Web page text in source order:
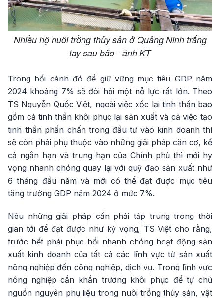
Nhiều hộ nuôi trồng thủy sản ở Quảng Ninh trắng
tay sau bão - ảnh KT
Trong bối cảnh đó để giữ vững mục tiêu GDP năm
2024 khoảng 7% sẽ đòi hỏi một nỗ lực rất lớn. Theo
TS Nguyễn Quốc Việt, ngoài việc xốc lại tinh thần bao
gồm cả tinh thần khôi phục lại sản xuất và cả việc tạo
tinh thần phấn chấn trong đầu tư vào kinh doanh thì
sẽ còn phải phụ thuộc vào những giải pháp căn cơ, kể
cả ngắn hạn và trung hạn của Chính phủ thì mới hy
vọng nhanh chóng quay lại với quỹ đạo sản xuất như
6 tháng đầu năm và mới có thể đạt được mục tiêu
tăng trưởng GDP năm 2024 ở mức 7%.
Nêu những giải pháp cần phải tập trung trong thời
gian tới để đạt được như kỳ vọng, TS Việt cho rằng,
trước hết phải phục hồi nhanh chóng hoạt động sản
xuất kinh doanh của tất cả các lĩnh vực từ sản xuất
nông nghiệp đến công nghiệp, dịch vụ. Trong lĩnh vực
nông nghiệp cần khẩn trương khôi phục để tự chủ
nguồn nguyên phụ liệu trong nuôi trồng thủy sản, vật